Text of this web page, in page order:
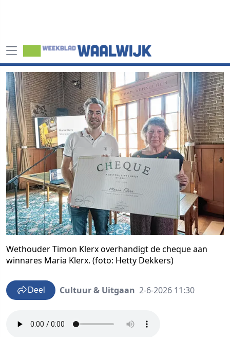
Wethouder Timon Klerx overhandigt de cheque aan
winnares Maria Klerx. (foto: Hetty Dekkers)
Deel Cultuur & Uitgaan 2-6-2026 11:30